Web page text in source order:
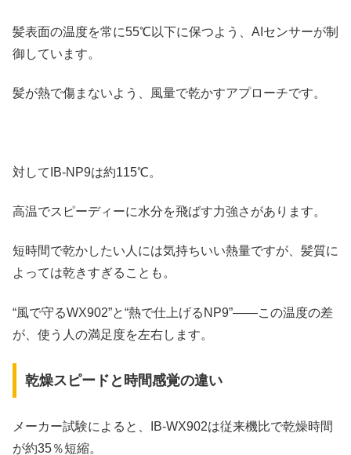
髪表面の温度を常に55℃以下に保つよう、AIセンサーが制
御しています。
髪が熱で傷まないよう、風量で乾かすアプローチです。
対してIB-NP9は約115℃。
高温でスピーディーに水分を飛ばす力強さがあります。
短時間で乾かしたい人には気持ちいい熱量ですが、髪質に
よっては乾きすぎることも。
“風で守るWX902”と“熱で仕上げるNP9”――この温度の差
が、使う人の満足度を左右します。
乾燥スピードと時間感覚の違い
メーカー試験によると、IB-WX902は従来機比で乾燥時間
が約35％短縮。